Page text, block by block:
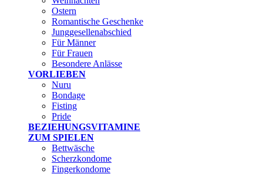
Ostern
Romantische Geschenke
Junggesellenabschied
Für Männer
Für Frauen
Besondere Anlässe
VORLIEBEN
Nuru
Bondage
Fisting
Pride
BEZIEHUNGSVITAMINE
ZUM SPIELEN
Bettwäsche
Scherzkondome
Fingerkondome